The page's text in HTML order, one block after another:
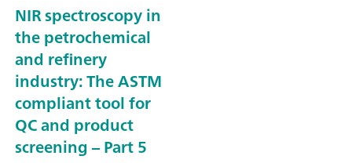
NIR spectroscopy in
the petrochemical
and refinery
industry: The ASTM
compliant tool for
QC and product
screening – Part 5